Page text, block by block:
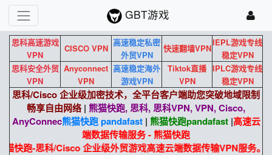
GBT游戏
思科高速游戏
VPN
CISCO VPN
高速稳定私密
外贸VPN
快速翻墙VPN
IEPL游戏专线
稳定VPN
思科安全外贸
VPN
Anyconnect
VPN
高速稳定海外
游戏VPN
Tiktok直播
VPN
IPLC游戏专线
稳定VPN
思科/Cisco 企业级加密技术，全平台客户端助您突破地域限制
畅享自由网络 | 熊猫快跑, 思科, 思科VPN, VPN, Cisco,
AnyConnec熊猫快跑 pandafast| 熊猫快跑pandafast|高速云
端数据传输服务 - 熊猫快跑
熊猫快跑-思科/Cisco 企业级外贸游戏高速云端数据传输VPN服务